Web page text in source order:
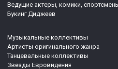
Ведущие актеры, комики,
Букинг Диджеев
Музыкальные коллективы
Артисты оригинального жанра
Танцевальные коллективы
Звезды Евровидения